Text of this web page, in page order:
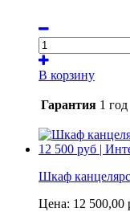
В корзину
Гарантия 1 год
Шкаф
Цена: 12 500,00